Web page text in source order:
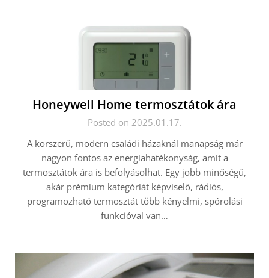
Honeywell Home termosztátok ára
Posted on 2025.01.17.
A korszerű, modern családi házaknál manapság már
nagyon fontos az energiahatékonyság, amit a
termosztátok ára is befolyásolhat. Egy jobb minőségű,
akár prémium kategóriát képviselő, rádiós,
programozható termosztát több kényelmi, spórolási
funkcióval van…